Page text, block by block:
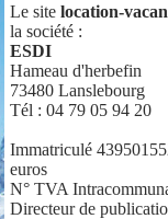
Le site location-
la société :
ESDI
Hameau d'herbefin
73480 Lanslebourg
Tél : 04 79 05 94 20
Immatriculé
euros
N° TVA
Directeur de